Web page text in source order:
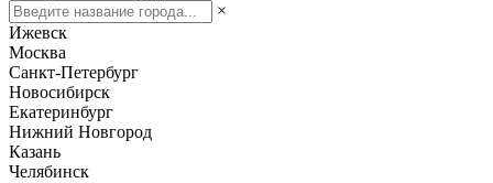
×
Ижевск
Москва
Санкт-Петербург
Новосибирск
Екатеринбург
Нижний Новгород
Казань
Челябинск